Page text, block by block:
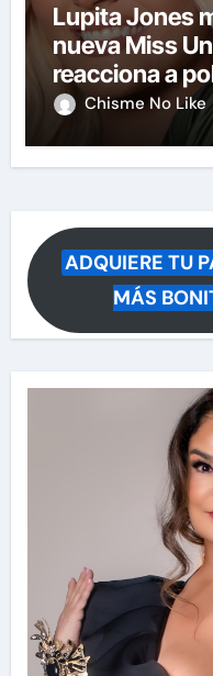
Lupita Jones
nueva Miss
reacciona a
certamen
Chisme No Like
ADQUIERE TU
MÁS